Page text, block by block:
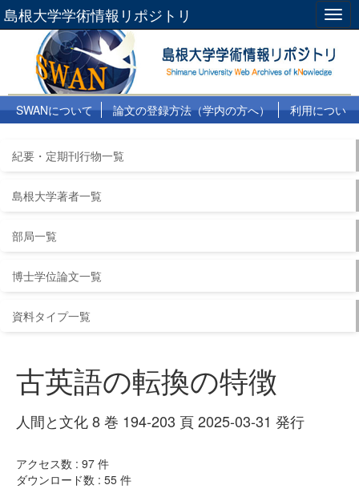
島根大学学術情報リポジトリ
SWANについて 論文の登録方法（学内の方へ）
利用につい
紀要・定期刊行物一覧
島根大学著者一覧
部局一覧
博士学位論文一覧
資料タイプ一覧
古英語の転換の特徴
人間と文化 8 巻 194-203 頁 2025-03-31 発行
アクセス数 : 97 件
ダウンロード数 : 55 件